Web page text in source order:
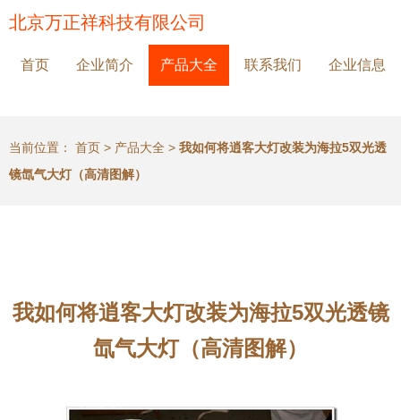
北京万正祥科技有限公司
首页 企业简介 产品大全 联系我们 企业信息
当前位置： 首页 > 产品大全 > 我如何将逍客大灯改装为海拉5双光透
镜氙气大灯（高清图解）
我如何将逍客大灯改装为海拉5双光透镜
氙气大灯（高清图解）